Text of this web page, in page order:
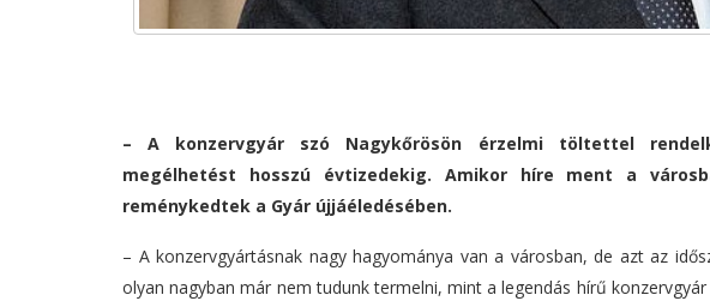
– A konzervgyár szó Nagykőrösön érzelmi töltettel
megélhetést hosszú évtizedekig. Amikor híre ment a
reménykedtek a Gyár újjáéledésében.
– A konzervgyártásnak nagy hagyománya van a városban, de azt az
olyan nagyban már nem tudunk termelni, mint a legendás hírű